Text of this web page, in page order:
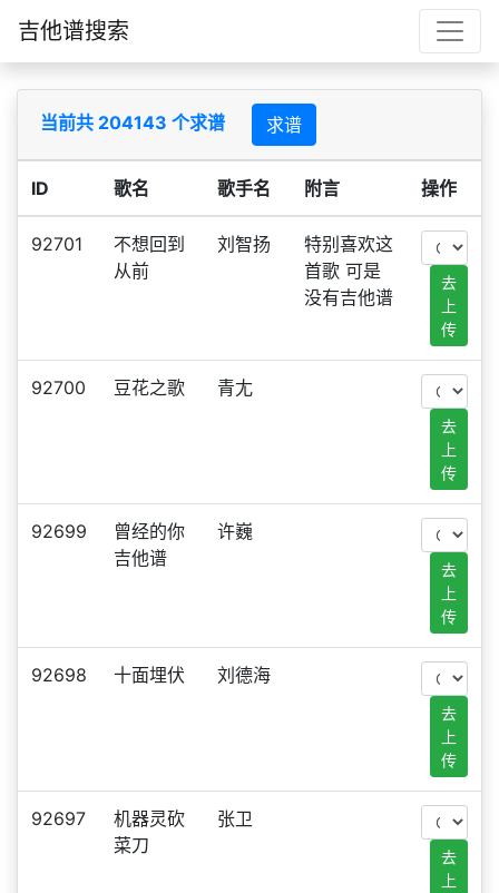
吉他谱搜索
当前共 204143 个求谱 求谱
ID 歌名 歌手名 附言 操作
92701
不想回到
从前
刘智扬
特别喜欢这
首歌 可是
没有吉他谱
去
上
传
92700 豆花之歌 青尢
去
上
传
92699
曾经的你
吉他谱
许巍
去
上
传
92698 十面埋伏 刘德海
去
上
传
92697
机器灵砍
菜刀
张卫
去
上